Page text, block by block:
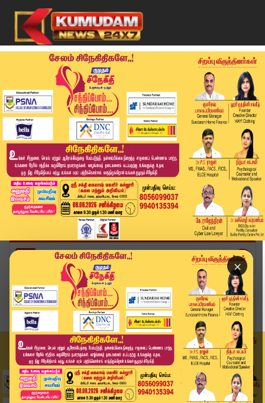
×
Home
வீடியோ ஸ்டோரி
New Year Cake Sales | புத்தாண்டை முன்னிட்டு கேக...